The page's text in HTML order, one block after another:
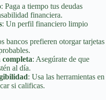
: Paga a tiempo tus deudas
financiera.
: Un perfil financiero limpio
bancos prefieren otorgar tarjetas
: Asegúrate de que
al día.
: Usa las herramientas en
si calificas.